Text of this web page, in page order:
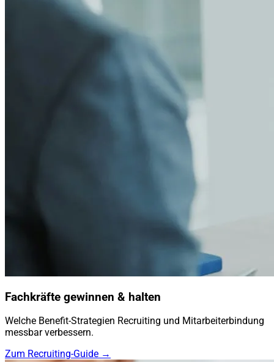
Fachkräfte gewinnen & halten
Welche Benefit-Strategien Recruiting und Mitarbeiterbindung
messbar verbessern.
Zum Recruiting-Guide →